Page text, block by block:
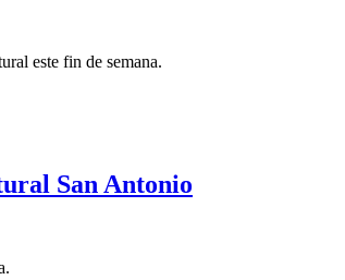
este fin de semana.
San Antonio